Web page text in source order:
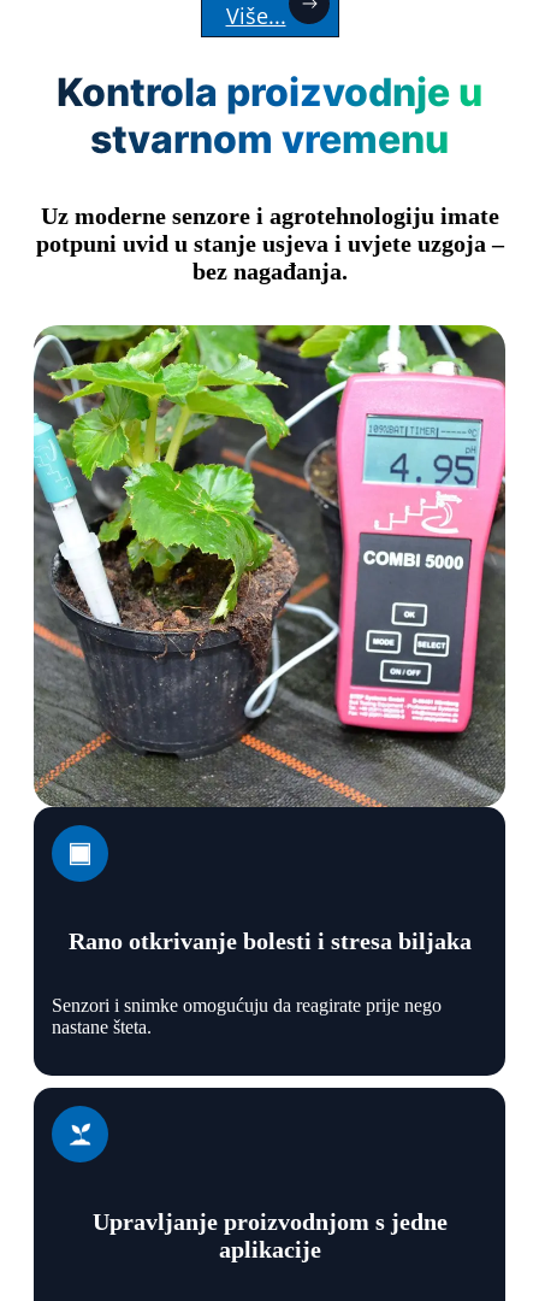
Više...
Kontrola proizvodnje u
stvarnom vremenu
Uz moderne senzore i agrotehnologiju imate
potpuni uvid u stanje usjeva i uvjete uzgoja –
bez nagađanja.
Rano otkrivanje bolesti i stresa biljaka
Senzori i snimke omogućuju da reagirate prije nego
nastane šteta.
Upravljanje proizvodnjom s jedne
aplikacije